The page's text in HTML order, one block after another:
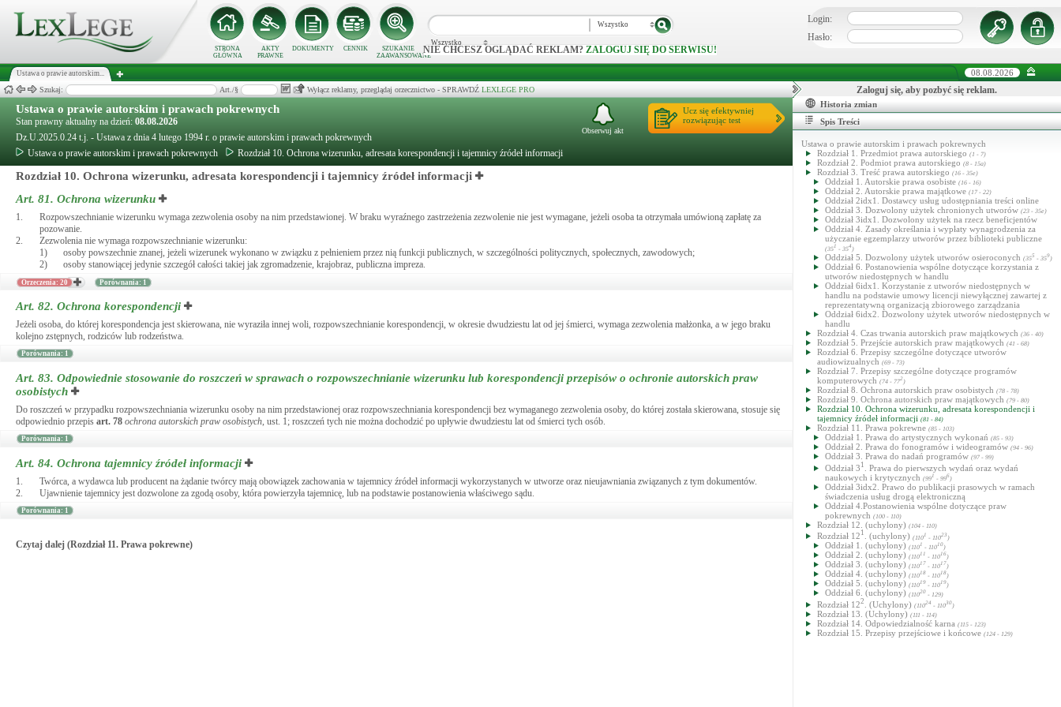
STRONA
GŁÓWNA
AKTY
PRAWNE
DOKUMENTY CENNIK
SZUKANIE
ZAAWANSOWANE
Wszystko
Wszystko
NIE CHCESZ OGLĄDAĆ REKLAM? ZALOGUJ SIĘ DO SERWISU!
Login:
Hasło:
Ustawa o prawie autorskim... 08.08.2026
Szukaj: Art./§ Wyłącz reklamy, przeglądaj orzecznictwo - SPRAWDŹ LEXLEGE PRO
Ustawa o prawie autorskim i prawach pokrewnych
Stan prawny aktualny na dzień: 08.08.2026
Dz.U.2025.0.24 t.j. - Ustawa z dnia 4 lutego 1994 r. o prawie autorskim i prawach pokrewnych
Ustawa o prawie autorskim i prawach pokrewnych
Rozdział 10. Ochrona wizerunku, adresata korespondencji i tajemnicy źródeł informacji
Ucz się efektywniej
rozwiązując test
Obserwuj akt
Rozdział 10. Ochrona wizerunku, adresata korespondencji i tajemnicy źródeł informacji
Art. 81. Ochrona wizerunku
1.
Rozpowszechnianie wizerunku wymaga zezwolenia osoby na nim przedstawionej. W braku wyraźnego zastrzeżenia zezwolenie nie jest wymagane, jeżeli osoba ta otrzymała umówioną zapłatę za
pozowanie.
2.
Zezwolenia nie wymaga rozpowszechnianie wizerunku:
1)
osoby powszechnie znanej, jeżeli wizerunek wykonano w związku z pełnieniem przez nią funkcji publicznych, w szczególności politycznych, społecznych, zawodowych;
2)
osoby stanowiącej jedynie szczegół całości takiej jak zgromadzenie, krajobraz, publiczna impreza.
Orzeczenia: 20 Porównania: 1
Art. 82. Ochrona korespondencji
Jeżeli osoba, do której korespondencja jest skierowana, nie wyraziła innej woli, rozpowszechnianie korespondencji, w okresie dwudziestu lat od jej śmierci, wymaga zezwolenia małżonka, a w jego braku
kolejno zstępnych, rodziców lub rodzeństwa.
Porównania: 1
Art. 83. Odpowiednie stosowanie do roszczeń w sprawach o rozpowszechnianie wizerunku lub korespondencji przepisów o ochronie autorskich praw
osobistych
Do roszczeń w przypadku rozpowszechniania wizerunku osoby na nim przedstawionej oraz rozpowszechniania korespondencji bez wymaganego zezwolenia osoby, do której została skierowana, stosuje się
odpowiednio przepis art. 78 ochrona autorskich praw osobistych, ust. 1; roszczeń tych nie można dochodzić po upływie dwudziestu lat od śmierci tych osób.
Porównania: 1
Art. 84. Ochrona tajemnicy źródeł informacji
1.
Twórca, a wydawca lub producent na żądanie twórcy mają obowiązek zachowania w tajemnicy źródeł informacji wykorzystanych w utworze oraz nieujawniania związanych z tym dokumentów.
2.
Ujawnienie tajemnicy jest dozwolone za zgodą osoby, która powierzyła tajemnicę, lub na podstawie postanowienia właściwego sądu.
Porównania: 1
Czytaj dalej (Rozdział 11. Prawa pokrewne)
Zaloguj się, aby pozbyć się reklam.
Historia zmian
Spis Treści
Ustawa o prawie autorskim i prawach pokrewnych
Rozdział 1. Przedmiot prawa autorskiego (1 - 7)
Rozdział 2. Podmiot prawa autorskiego (8 - 15a)
Rozdział 3. Treść prawa autorskiego (16 - 35e)
Oddział 1. Autorskie prawa osobiste (16 - 16)
Oddział 2. Autorskie prawa majątkowe (17 - 22)
Oddział 2idx1. Dostawcy usług udostępniania treści online
Oddział 3. Dozwolony użytek chronionych utworów (23 - 35e)
Oddział 3idx1. Dozwolony użytek na rzecz beneficjentów
Oddział 4. Zasady określania i wypłaty wynagrodzenia za
użyczanie egzemplarzy utworów przez biblioteki publiczne
(351 - 354 )
Oddział 5. Dozwolony użytek utworów osieroconych (355 - 359)
Oddział 6. Postanowienia wspólne dotyczące korzystania z
utworów niedostępnych w handlu
Oddział 6idx1. Korzystanie z utworów niedostępnych w
handlu na podstawie umowy licencji niewyłącznej zawartej z
reprezentatywną organizacją zbiorowego zarządzania
Oddział 6idx2. Dozwolony użytek utworów niedostępnych w
handlu
Rozdział 4. Czas trwania autorskich praw majątkowych (36 - 40)
Rozdział 5. Przejście autorskich praw majątkowych (41 - 68)
Rozdział 6. Przepisy szczególne dotyczące utworów
audiowizualnych (69 - 73)
Rozdział 7. Przepisy szczególne dotyczące programów
komputerowych (74 - 772)
Rozdział 8. Ochrona autorskich praw osobistych (78 - 78)
Rozdział 9. Ochrona autorskich praw majątkowych (79 - 80)
Rozdział 10. Ochrona wizerunku, adresata korespondencji i
tajemnicy źródeł informacji (81 - 84)
Rozdział 11. Prawa pokrewne (85 - 103)
Oddział 1. Prawa do artystycznych wykonań (85 - 93)
Oddział 2. Prawa do fonogramów i wideogramów (94 - 96)
Oddział 3. Prawa do nadań programów (97 - 99)
Oddział 3 1
. Prawa do pierwszych wydań oraz wydań
naukowych i krytycznych (991 - 996 )
Oddział 3idx2. Prawo do publikacji prasowych w ramach
świadczenia usług drogą elektroniczną
Oddział 4.Postanowienia wspólne dotyczące praw
pokrewnych (100 - 110)
Rozdział 12. (uchylony) (104 - 110)
Rozdział 12 1 . (uchylony) (1101 - 11023)
Oddział 1. (uchylony) (1101 - 11010)
Oddział 2. (uchylony) (11011 - 11016)
Oddział 3. (uchylony) (11017 - 11017)
Oddział 4. (uchylony) (11018 - 11018)
Oddział 5. (uchylony) (11019 - 11019)
Oddział 6. (uchylony) (11020 - 129)
Rozdział 122 . (Uchylony) (11024 - 11030)
Rozdział 13. (Uchylony) (111 - 114)
Rozdział 14. Odpowiedzialność karna (115 - 123)
Rozdział 15. Przepisy przejściowe i końcowe (124 - 129)